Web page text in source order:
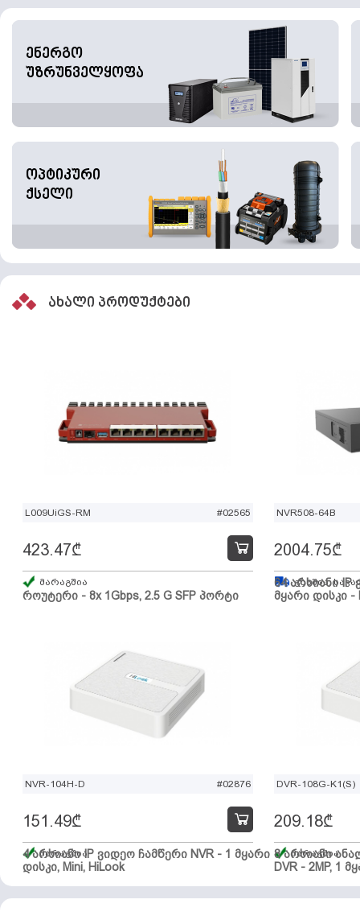
ენერგო
უზრუნველყოფა
ოპტიკური
ქსელი
ახალი პროდუქტები
L009UiGS-RM #02565
როუტერი - 8x 1Gbps, 2.5 G SFP პორტი
423.47₾
მარაგშია
NVR508-64B
64 არხიანი IP
მყარი დისკი -
2004.75₾
გზაშია,
NVR-104H-D #02876
4 არხიანი IP ვიდეო ჩამწერი NVR - 1 მყარი
დისკი, Mini, HiLook
151.49₾
მარაგშია
DVR-108G-K1(S)
8 არხიანი
DVR - 2MP, 1
209.18₾
მარაგშია